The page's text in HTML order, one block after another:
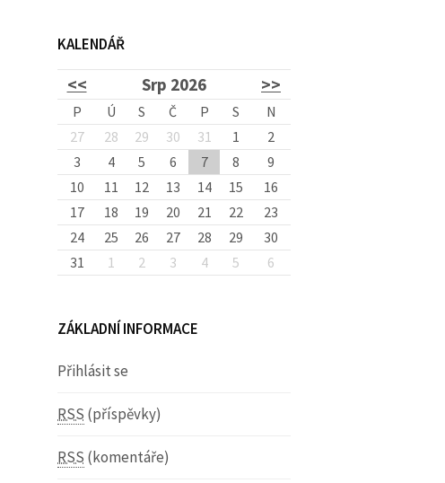
n
í
KALENDÁŘ
<< Srp 2026 >>
P Ú S Č P S
N
27
28 29 30 31 1
2
3
4 5 6 7 8
9
10
11 12 13 14 15
16
17
18 19 20 21 22
23
24
25 26 27 28 29
30
31
1 2 3 4 5 6
ZÁKLADNÍ INFORMACE
Přihlásit se
RSS (příspěvky)
RSS (komentáře)